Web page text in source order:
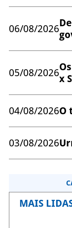
06/08/2026
05/08/2026x
04/08/2026O
03/08/2026
MAIS